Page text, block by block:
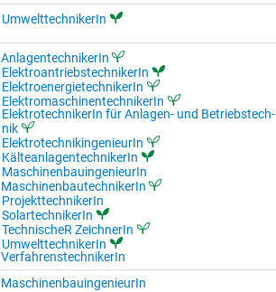
Um­welt­tech­ni­ke­rIn
An­la­gen­tech­ni­ke­rIn
Elek­tro­an­triebs­tech­ni­ke­rIn
Elek­tro­en­er­gie­tech­ni­ke­rIn
Elek­tro­ma­schi­nen­tech­ni­ke­rIn
Elek­tro­tech­ni­ke­rIn für An­la­gen- und Be­triebs­tech­
nik
Elek­tro­tech­nik­in­ge­nieu­rIn
Käl­te­an­la­gen­tech­ni­ke­rIn
Ma­schi­nen­bau­in­ge­nieu­rIn
Ma­schi­nen­bau­tech­ni­ke­rIn
Pro­jekt­tech­ni­ke­rIn
So­lar­tech­ni­ke­rIn
Tech­ni­scheR Zeich­ne­rIn
Um­welt­tech­ni­ke­rIn
Ver­fah­rens­tech­ni­ke­rIn
Ma­schi­nen­bau­in­ge­nieu­rIn